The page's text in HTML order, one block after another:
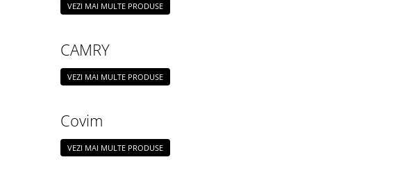
VEZI MAI MULTE PRODUSE
CAMRY
VEZI MAI MULTE PRODUSE
Covim
VEZI MAI MULTE PRODUSE